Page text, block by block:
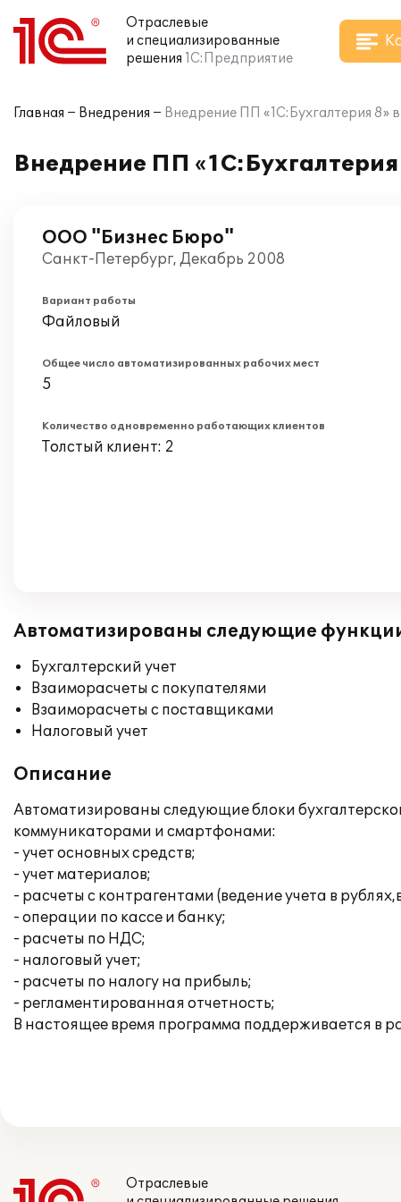
Отраслевые
и специализированные
решения 1С:Предприятие
Главная Внедрения Внедрение ПП «1С:Бухгалтерия
Внедрение ПП
ООО "Бизнес Бюро"
Санкт-Петербург, Декабрь 2008
Вариант работы
Файловый
Общее число автоматизированных рабочих мест
5
Количество одновременно работающих клиентов
Толстый клиент: 2
Автоматизированы следующие
Бухгалтерский учет
Взаиморасчеты с покупателями
Взаиморасчеты с поставщиками
Налоговый учет
Описание
Автоматизированы следующие блоки
коммуникаторами и смартфонами:
- учет основных средств;
- учет материалов;
- расчеты с контрагентами (ведение учета в
- операции по кассе и банку;
- расчеты по НДС;
- налоговый учет;
- расчеты по налогу на прибыль;
- регламентированная отчетность;
В настоящее время программа поддерживается в
Отраслевые